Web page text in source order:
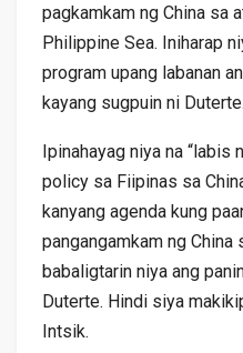
pagkamkam ng China sa
Philippine Sea. Iniharap
program upang labanan
kayang sugpuin ni Duterte.
Ipinahayag niya na “labis
policy sa Fiipinas sa
kanyang agenda kung
pangangamkam ng
babaligtarin niya ang
Duterte. Hindi siya
Intsik.